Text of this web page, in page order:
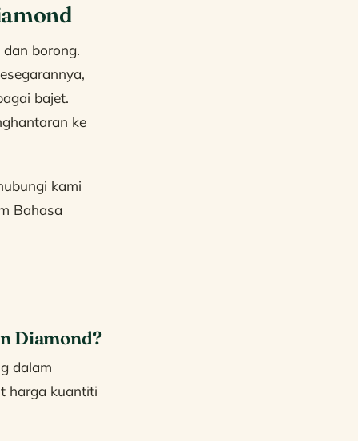
borong.
bajet.
ke
kami
Bahasa
Diamond?
dalam
harga kuantiti